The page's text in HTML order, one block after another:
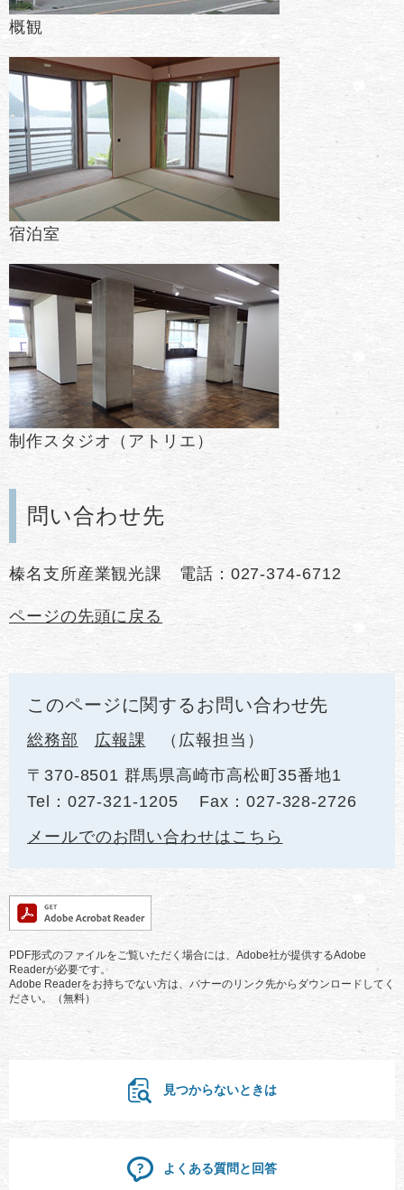
概観
宿泊室
制作スタジオ（アトリエ）
問い合わせ先
榛名支所産業観光課 電話：027-374-6712
ページの先頭に戻る
このページに関するお問い合わせ先
総務部 広報課
広報担当
〒370-8501 群馬県高崎市高松町35番地1
Tel：027-321-1205
Fax：027-328-2726
メールでのお問い合わせはこちら
PDF形式のファイルをご覧いただく場合には、Adobe社が提供するAdobe
Readerが必要です。
Adobe Readerをお持ちでない方は、バナーのリンク先からダウンロードしてく
ださい。（無料）
見つからないときは
よくある質問と回答